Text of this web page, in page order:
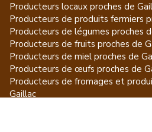
Producteurs locaux proches de
Producteurs de produits fermiers
Producteurs de légumes proches
Producteurs de fruits proches de
Producteurs de miel proches de
Producteurs de œufs proches de
Producteurs de fromages et
Gaillac